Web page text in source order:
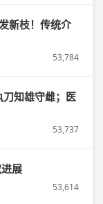
新枝！传统介
53,784
知雄守雌；医
53,737
展
53,614